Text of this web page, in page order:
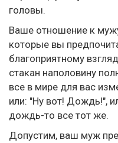
головы.
Ваше отношение к
которые вы
благоприятному
стакан наполовину
все в мире для вас
или: "Ну вот! Дождь!",
дождь-то все тот же.
Допустим, ваш муж